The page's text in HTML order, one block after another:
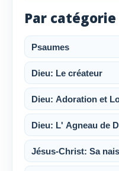
Par catégorie
Psaumes
Dieu: Le créateur
Dieu: Adoration et
Dieu: L' Agneau de
Jésus-Christ: Sa